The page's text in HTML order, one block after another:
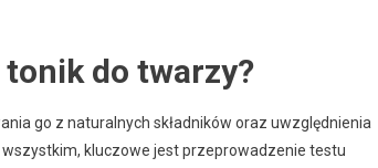
do twarzy?
go z naturalnych składników oraz uwzględnienia
kluczowe jest przeprowadzenie testu